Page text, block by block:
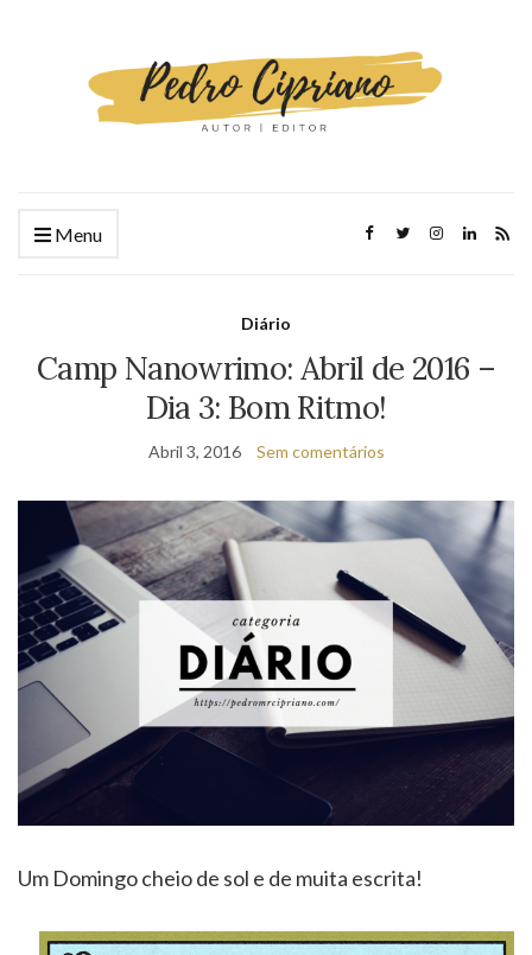
Menu
Diário
Camp Nanowrimo: Abril de 2016 –
Dia 3: Bom Ritmo!
Abril 3, 2016 Sem comentários
Um Domingo cheio de sol e de muita escrita!